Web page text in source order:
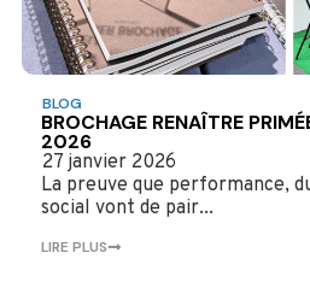
BLOG
BROCHAGE RENAÎTRE
2026
27 janvier 2026
La preuve que performance,
social vont de pair...
LIRE PLUS